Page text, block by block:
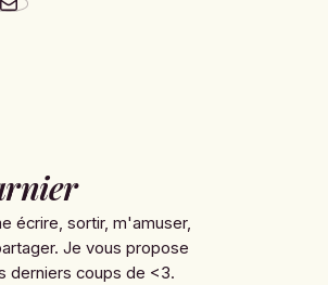
écrire, sortir, m'amuser,
Je vous propose
derniers coups de <3.